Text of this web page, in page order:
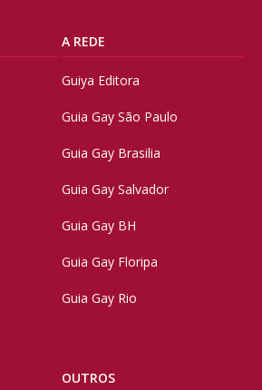
A REDE
Guiya Editora
Guia Gay São Paulo
Guia Gay Brasilia
Guia Gay Salvador
Guia Gay BH
Guia Gay Floripa
Guia Gay Rio
OUTROS